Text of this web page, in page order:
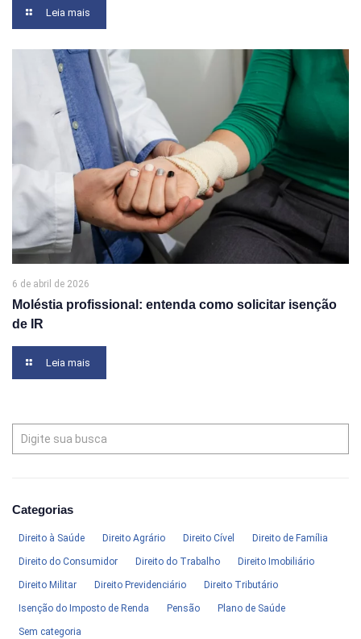
Leia mais
6 de abril de 2026
Moléstia profissional: entenda como solicitar isenção
de IR
Leia mais
Categorias
Direito à Saúde Direito Agrário Direito Cível Direito de Família
Direito do Consumidor Direito do Trabalho Direito Imobiliário
Direito Militar Direito Previdenciário Direito Tributário
Isenção do Imposto de Renda Pensão Plano de Saúde
Sem categoria